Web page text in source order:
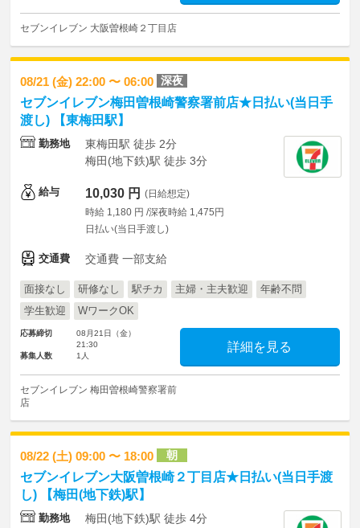
セブンイレブン 大阪曽根崎２丁目店
08/21 (金) 22:00 〜 06:00 深夜
セブンイレブン梅田曽根崎警察署前店★日払い(当日手
渡し) 【東梅田駅】
勤務地
東梅田駅 徒歩 2分
梅田(地下鉄)駅 徒歩 3分
給与 10,030 円 (日給想定)
時給 1,180 円 /深夜時給 1,475円
日払い(当日手渡し)
交通費 交通費 一部支給
面接なし 研修なし 駅チカ 主婦・主夫歓迎
年齢不問
学生歓迎
WワークOK
応募締切
08月21日（金）
21:30
募集人数
1人
詳細を見る
セブンイレブン 梅田曽根崎警察署前
店
08/22 (土) 09:00 〜 18:00 朝
セブンイレブン大阪曽根崎２丁目店★日払い(当日手渡
し) 【梅田(地下鉄)駅】
勤務地
梅田(地下鉄)駅 徒歩 4分